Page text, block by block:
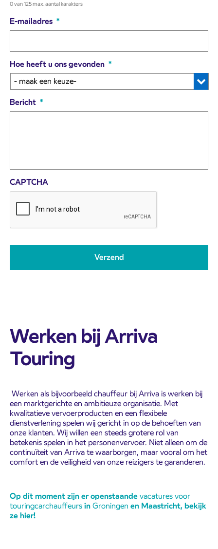
0 van 125 max. aantal karakters
E-mailadres *
Hoe heeft u ons gevonden *
Bericht *
CAPTCHA
Werken bij Arriva
Touring
Werken als bijvoorbeeld chauffeur bij Arriva is werken bij
een marktgerichte en ambitieuze organisatie. Met
kwalitatieve vervoerproducten en een flexibele
dienstverlening spelen wij gericht in op de behoeften van
onze klanten. Wij willen een steeds grotere rol van
betekenis spelen in het personenvervoer. Niet alleen om de
continuïteit van Arriva te waarborgen, maar vooral om het
comfort en de veiligheid van onze reizigers te garanderen.
Op dit moment zijn er openstaandevacatures voor
touringcarchauffeursinGroningen en Maastricht, bekijk
ze hier!